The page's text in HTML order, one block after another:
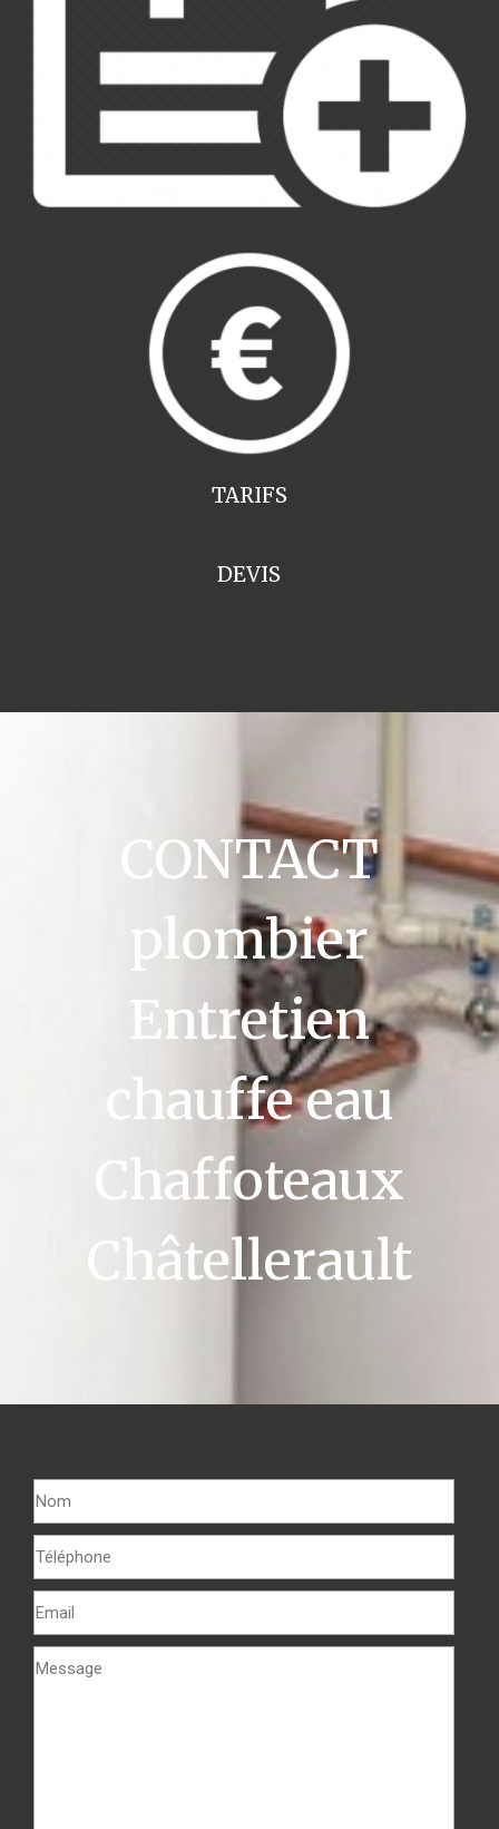
TARIFS
DEVIS
CONTACT
plombier
Entretien
chauffe eau
Chaffoteaux
Châtellerault